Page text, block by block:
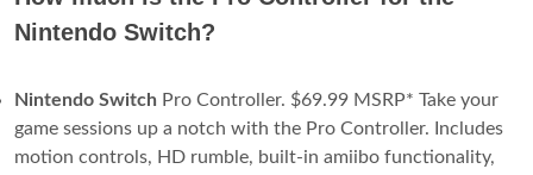
Nintendo Switch?
Nintendo Switch Pro Controller. $69.99 MSRP* Take your
game sessions up a notch with the Pro Controller. Includes
motion controls, HD rumble, built-in amiibo functionality,